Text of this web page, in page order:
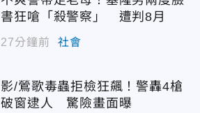
書狂嗆「殺警察」 遭判8月
27分鐘前 社會
影/鶯歌毒蟲拒檢狂飆！警轟4槍
破窗逮人 驚險畫面曝